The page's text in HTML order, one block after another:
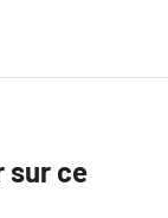
sur ce